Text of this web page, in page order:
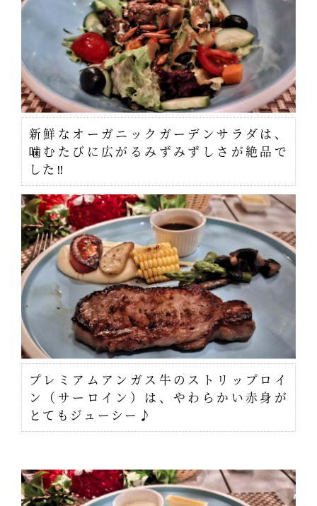
新鮮なオーガニックガーデンサラダは、
噛むたびに広がるみずみずしさが絶品で
した‼
プレミアムアンガス牛のストリップロイ
ン（サーロイン）は、やわらかい赤身が
とてもジューシー♪